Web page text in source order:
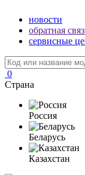
новости
обратная
сервисные
0
Страна
Россия
Беларусь
Казахстан